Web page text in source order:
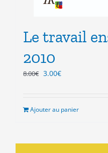
Le travail
2010
8.00€ Le
3.00€Le
est :
Ajouter au panier